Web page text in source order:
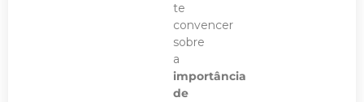
te
convencer
sobre
a
importância
de